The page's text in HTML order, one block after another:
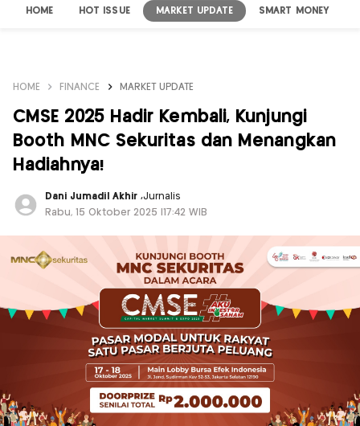
HOME HOT ISSUE MARKET UPDATE SMART MONEY
HOME FINANCE MARKET UPDATE
CMSE 2025 Hadir Kembali, Kunjungi
Booth MNC Sekuritas dan Menangkan
Hadiahnya!
Dani Jumadil Akhir ,Jurnalis
Rabu, 15 Oktober 2025 |17:42 WIB